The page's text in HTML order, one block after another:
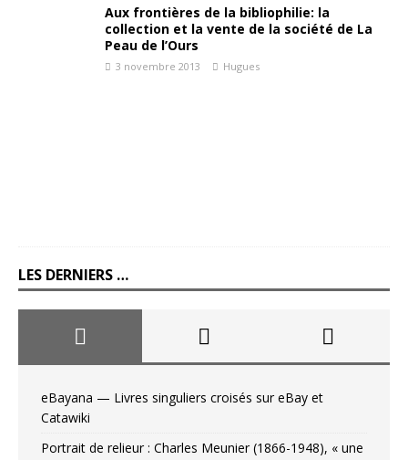
Aux frontières de la bibliophilie: la
collection et la vente de la société de La
Peau de l’Ours
3 novembre 2013 Hugues
LES DERNIERS …
eBayana — Livres singuliers croisés sur eBay et
Catawiki
Portrait de relieur : Charles Meunier (1866-1948), « une